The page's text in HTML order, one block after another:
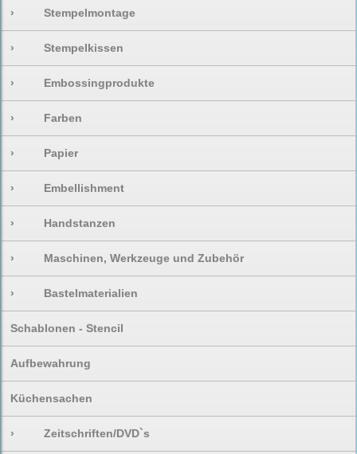
› Stempelmontage
› Stempelkissen
› Embossingprodukte
› Farben
› Papier
› Embellishment
› Handstanzen
› Maschinen, Werkzeuge und Zubehör
› Bastelmaterialien
Schablonen - Stencil
Aufbewahrung
Küchensachen
› Zeitschriften/DVD`s